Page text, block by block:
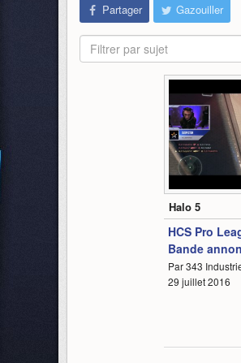
Partager Gazouiller
Filtrer par sujet
Halo 5
HCS Pro
Bande
Par 343
29 juillet 2016